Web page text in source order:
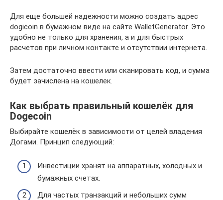
Для еще большей надежности можно создать адрес
dogicoin в бумажном виде на сайте WalletGenerator. Это
удобно не только для хранения, а и для быстрых
расчетов при личном контакте и отсутствии интернета.
Затем достаточно ввести или сканировать код, и сумма
будет зачислена на кошелек.
Как выбрать правильный кошелёк для
Dogecoin
Выбирайте кошелёк в зависимости от целей владения
Догами. Принцип следующий:
Инвестиции хранят на аппаратных, холодных и
бумажных счетах.
Для частых транзакций и небольших сумм